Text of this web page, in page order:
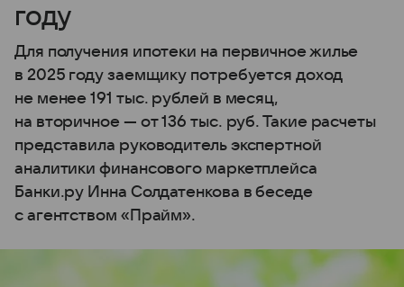
году
Для получения ипотеки на первичное жилье
в 2025 году заемщику потребуется доход
не менее 191 тыс. рублей в месяц,
на вторичное — от 136 тыс. руб. Такие расчеты
представила руководитель экспертной
аналитики финансового маркетплейса
Банки.ру Инна Солдатенкова в беседе
с агентством «Прайм».